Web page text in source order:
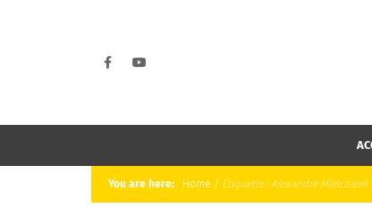
You are here: Home / Étiquette :Alexandre Mielczarek